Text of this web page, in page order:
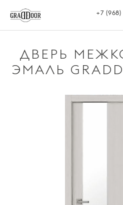
+7
ДВЕРЬ
ЭМАЛЬ